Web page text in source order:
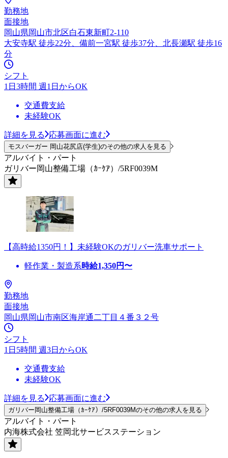
勤務地
面接地
岡山県岡山市北区白石東新町2-110
大安寺駅 徒歩22分、備前一宮駅 徒歩37分、北長瀬駅 徒歩16
分
シフト
1日3時間 週1日からOK
交通費支給
未経験OK
詳細を見る 応募画面に進む
モスバーガー 岡山花尻店(学生)のその他の求人を見る
アルバイト・パート
ガリバー岡山整備工場（ｶｰｹｱ）/5RF0039M
【高時給1350円！】未経験OKのガリバー洗車サポート
軽作業・製造系時給1,350円〜
勤務地
面接地
岡山県岡山市南区海岸通二丁目４番３２号
シフト
1日5時間 週3日からOK
交通費支給
未経験OK
詳細を見る 応募画面に進む
ガリバー岡山整備工場（ｶｰｹｱ）/5RF0039Mのその他の求人を見る
アルバイト・パート
内海株式会社 笠岡北サービスステーション